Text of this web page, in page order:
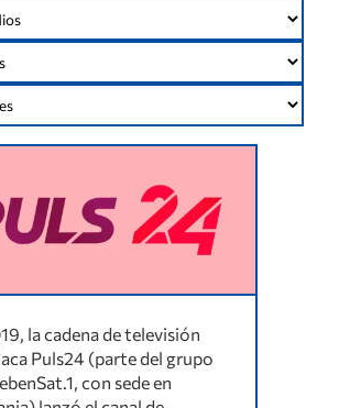
la cadena de televisión
Puls24 (parte del grupo
con sede en